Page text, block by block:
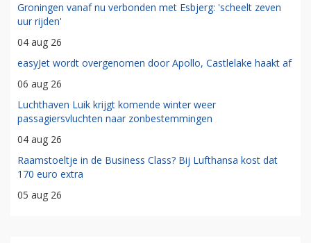
Groningen vanaf nu verbonden met Esbjerg: 'scheelt zeven
uur rijden'
04 aug 26
easyJet wordt overgenomen door Apollo, Castlelake haakt af
06 aug 26
Luchthaven Luik krijgt komende winter weer
passagiersvluchten naar zonbestemmingen
04 aug 26
Raamstoeltje in de Business Class? Bij Lufthansa kost dat
170 euro extra
05 aug 26